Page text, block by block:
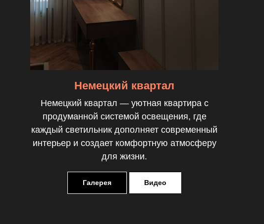
Немецкий квартал
Немецкий квартал — уютная квартира с
продуманной системой освещения, где
каждый светильник дополняет современный
интерьер и создает комфортную атмосферу
для жизни.
Галерея Видео